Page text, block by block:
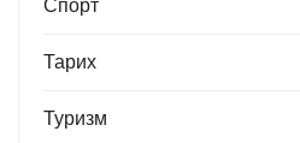
Спорт
Тарих
Туризм